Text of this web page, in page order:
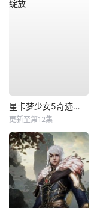
星卡梦少女5奇迹绽放
更新至第12集